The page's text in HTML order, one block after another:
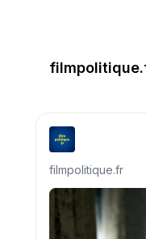
filmpolitique.fr